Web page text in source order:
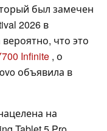
был замечен
2026 в
что это
Infinite , о
объявила в
на